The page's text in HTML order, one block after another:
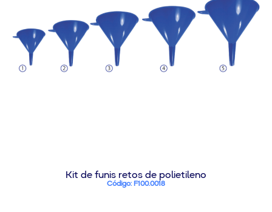
Kit de funis retos de polietileno
Código: F100.0018